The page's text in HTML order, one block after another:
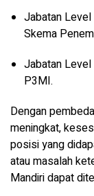
Jabatan
Skema
Jabatan Level
P3MI.
Dengan
meningkat,
posisi yang
atau masalah
Mandiri dapat